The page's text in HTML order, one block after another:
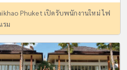
Phuket เปิดรับพนักงานใหม่ ไฟ
รม